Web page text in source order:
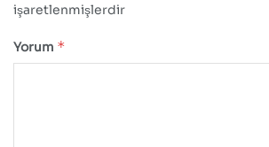
işaretlenmişlerdir
Yorum *